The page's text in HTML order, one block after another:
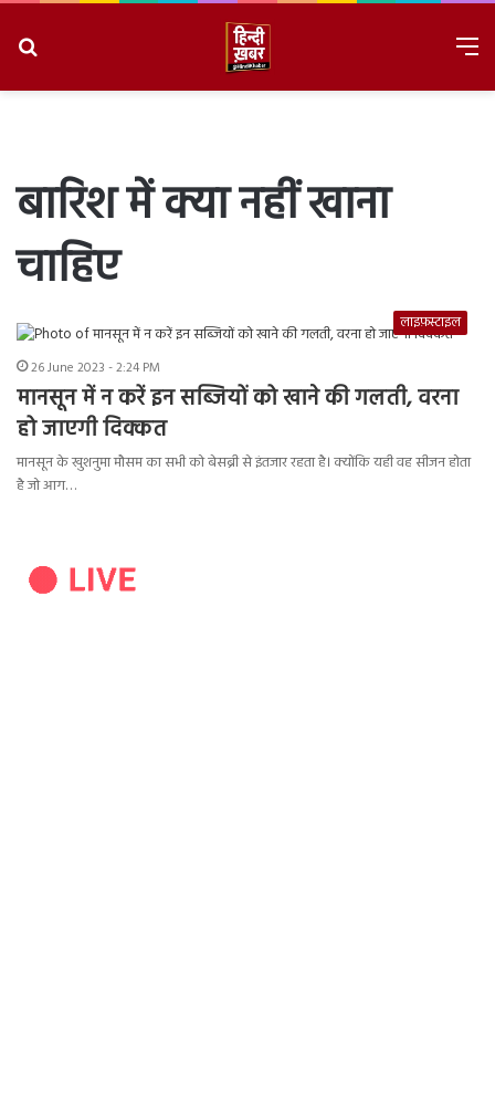
बारिश में क्या नहीं खाना
चाहिए
लाइफ़स्टाइल
26 June 2023 - 2:24 PM
मानसून में न करें इन सब्जियों को खाने की गलती, वरना
हो जाएगी दिक्कत
मानसून के खुशनुमा मौसम का सभी को बेसब्री से इंतजार रहता है। क्योंकि यही वह सीजन होता
है जो आग…